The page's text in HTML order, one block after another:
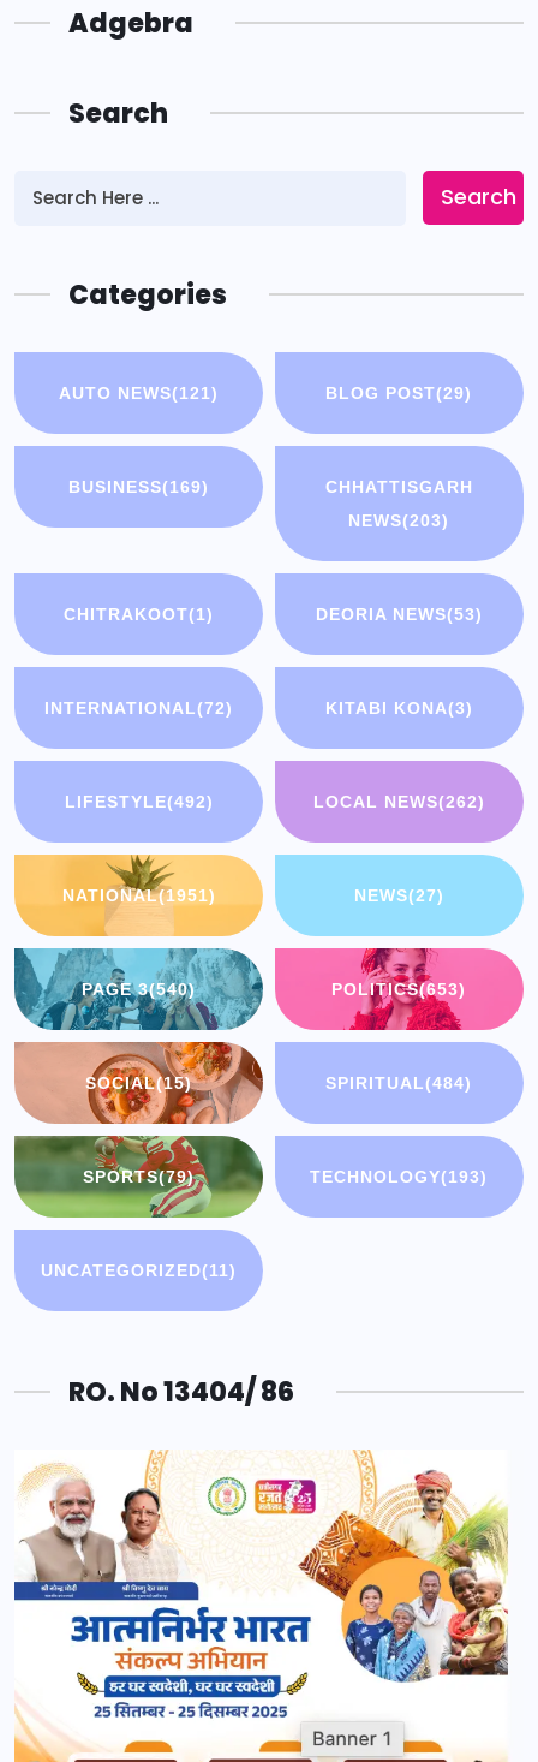
Adgebra
Search
Search
Categories
AUTO NEWS(121) BLOG POST(29)
BUSINESS(169)
CHHATTISGARH
NEWS(203)
CHITRAKOOT(1) DEORIA NEWS(53)
INTERNATIONAL(72) KITABI KONA(3)
LIFESTYLE(492) LOCAL NEWS(262)
NATIONAL(1951) NEWS(27)
PAGE 3(540) POLITICS(653)
SOCIAL(15) SPIRITUAL(484)
SPORTS(79) TECHNOLOGY(193)
UNCATEGORIZED(11)
RO. No 13404/ 86